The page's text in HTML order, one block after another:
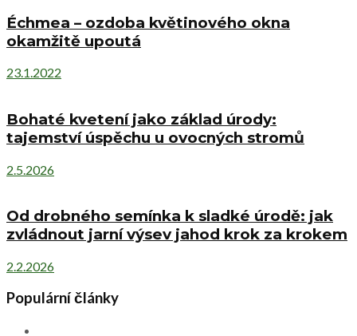
Échmea – ozdoba květinového okna
okamžitě upoutá
23.1.2022
Bohaté kvetení jako základ úrody:
tajemství úspěchu u ovocných stromů
2.5.2026
Od drobného semínka k sladké úrodě: jak
zvládnout jarní výsev jahod krok za krokem
2.2.2026
Populární články